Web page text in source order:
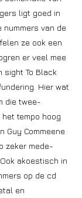
ligt goed in
nummers van de
ze ook een
er veel mee
sight To Black
Hier wat
die twee-
het tempo hoog
Guy Commeene
zeker mede-
akoestisch in
op de cd
en